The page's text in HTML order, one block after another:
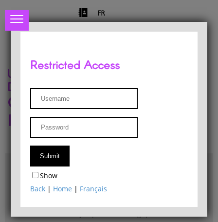
FR
University of Liège
Départment of Philosophy
Center for Phenomenological
Research
Access & maps
Philosophy Department Library
Restricted Access
Show
Back | Home | Français